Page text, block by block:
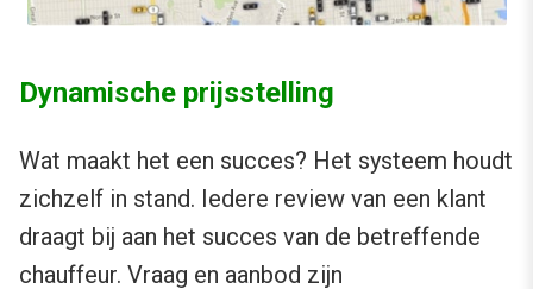
Dynamische prijsstelling
Wat maakt het een succes? Het systeem houdt
zichzelf in stand. Iedere review van een klant
draagt bij aan het succes van de betreffende
chauffeur. Vraag en aanbod zijn